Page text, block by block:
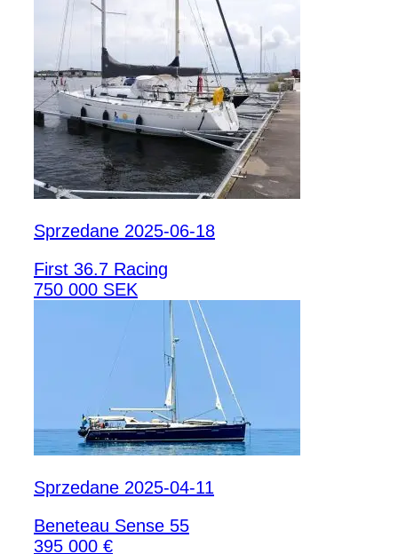
Sprzedane 2025-06-18
First 36.7 Racing
750 000 SEK
Sprzedane 2025-04-11
Beneteau Sense 55
395 000 €